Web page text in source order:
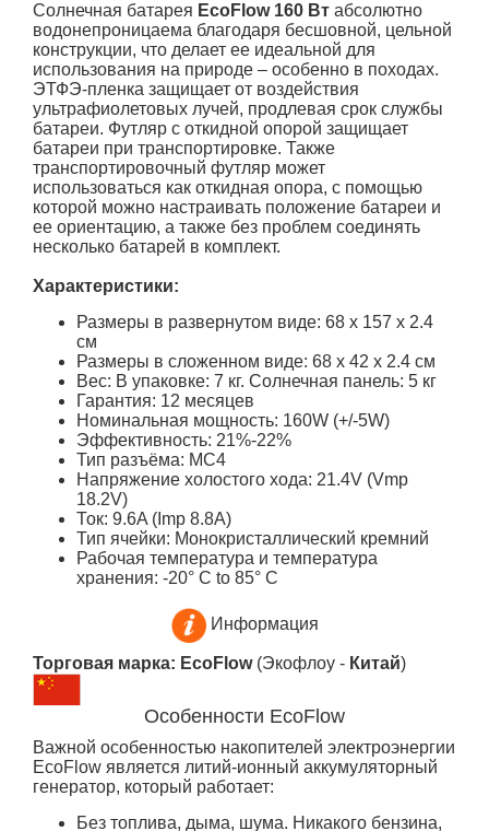
Солнечная батарея EcoFlow 160 Вт абсолютно
водонепроницаема благодаря бесшовной, цельной
конструкции, что делает ее идеальной для
использования на природе – особенно в походах.
ЭТФЭ-пленка защищает от воздействия
ультрафиолетовых лучей, продлевая срок службы
батареи. Футляр с откидной опорой защищает
батареи при транспортировке. Также
транспортировочный футляр может
использоваться как откидная опора, с помощью
которой можно настраивать положение батареи и
ее ориентацию, а также без проблем соединять
несколько батарей в комплект.
Характеристики:
Размеры в развернутом виде: 68 x 157 x 2.4
см
Размеры в сложенном виде: 68 x 42 x 2.4 см
Вес: В упаковке: 7 кг. Солнечная панель: 5 кг
Гарантия: 12 месяцев
Номинальная мощность: 160W (+/-5W)
Эффективность: 21%-22%
Тип разъёма: MC4
Напряжение холостого хода: 21.4V (Vmp
18.2V)
Ток: 9.6A (Imp 8.8A)
Тип ячейки: Монокристаллический кремний
Рабочая температура и температура
хранения: -20° C to 85° C
Информация
Торговая марка: EcoFlow(Экофлоу - Китай)
Особенности EcoFlow
Важной особенностью накопителей электроэнергии
EcoFlow является литий-ионный аккумуляторный
генератор, который работает:
Без топлива, дыма, шума. Никакого бензина,